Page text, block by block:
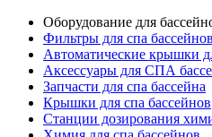
Оборудование для
Фильтры для спа
Автоматические крышки
Аксессуары для СПА
Запчасти для спа бассейна
Крышки для спа бассейнов
Станции дозирования